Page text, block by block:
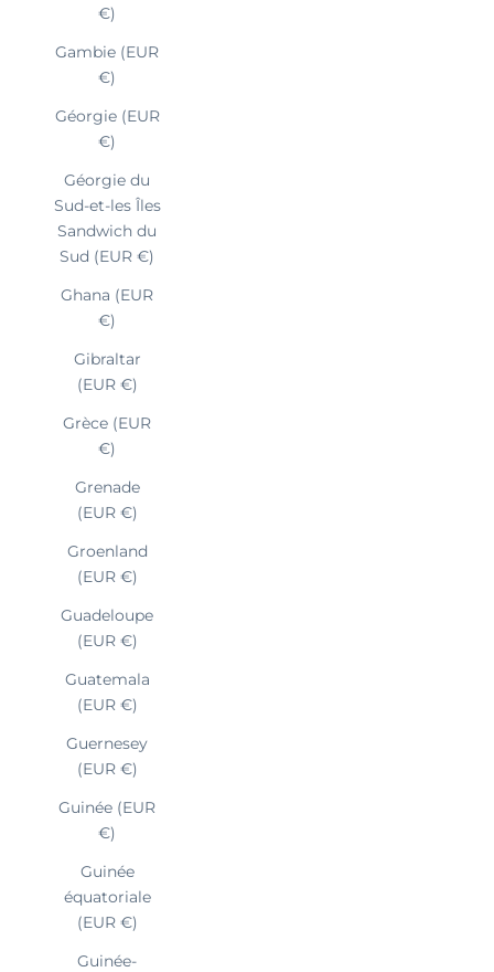
€)
Gambie (EUR
€)
Géorgie (EUR
€)
Géorgie du
Sud-et-les Îles
Sandwich du
Sud (EUR €)
Ghana (EUR
€)
Gibraltar
(EUR €)
Grèce (EUR
€)
Grenade
(EUR €)
Groenland
(EUR €)
Guadeloupe
(EUR €)
Guatemala
(EUR €)
Guernesey
(EUR €)
Guinée (EUR
€)
Guinée
équatoriale
(EUR €)
Guinée-